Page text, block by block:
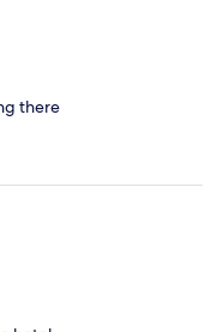
there